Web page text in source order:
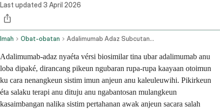
Last updated 3 April 2026
Imah Obat-obatan Adalimumab Adaz Subcutaneous Route
Adalimumab-adaz nyaéta vérsi biosimilar tina ubar adalimumab anu
loba dipaké, dirancang pikeun ngubaran rupa-rupa kaayaan otoimun
ku cara nenangkeun sistim imun anjeun anu kaleuleuwihi. Pikirkeun
éta salaku terapi anu dituju anu ngabantosan mulangkeun
kasaimbangan nalika sistim pertahanan awak anjeun sacara salah